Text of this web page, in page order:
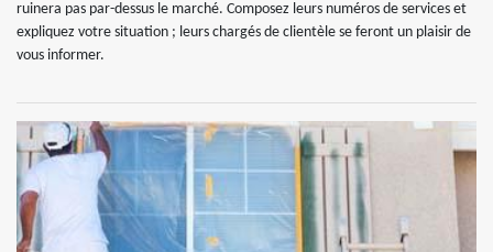
ruinera pas par-dessus le marché. Composez leurs numéros de services et
expliquez votre situation ; leurs chargés de clientèle se feront un plaisir de
vous informer.